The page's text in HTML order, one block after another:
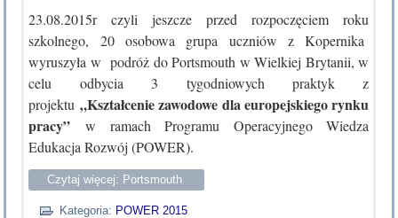
23.08.2015r czyli jeszcze przed rozpoczęciem roku
szkolnego, 20 osobowa grupa uczniów z Kopernika
wyruszyła w podróż do Portsmouth w Wielkiej Brytanii, w
celu odbycia 3 tygodniowych praktyk z
projektu „Kształcenie zawodowe dla europejskiego rynku
pracy” w ramach Programu Operacyjnego Wiedza
Edukacja Rozwój (POWER).
Czytaj więcej: Portsmouth
Kategoria: POWER 2015